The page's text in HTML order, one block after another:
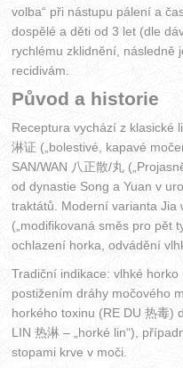
volba“ při nástupu pálení a
dospělé a děti od 3 let (dle
rychlému zklidnění, následně
recidivám.
Původ a historie
Receptura vychází z klasické
淋证 („bolestivé, kapavé
SAN/WAN 八正散/丸
od dynastie Song a Yuan v
traktátů. Moderní varianta Jia
(„modifikovaná směs pro pět
ochlazení horka, odvádění
Tradiční indikace: vlhké
postižením dráhy močového
horkého toxinu (RE DU 热毒)
LIN 热淋 – „horké lin“),
stopami krve v moči.